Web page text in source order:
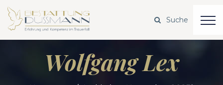
Wolfgang Lex